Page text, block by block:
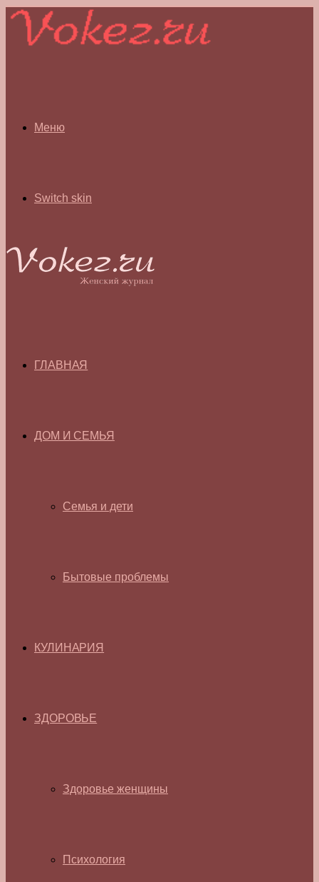
Меню
Switch skin
ГЛАВНАЯ
ДОМ И СЕМЬЯ
Семья и дети
Бытовые проблемы
КУЛИНАРИЯ
ЗДОРОВЬЕ
Здоровье женщины
Психология